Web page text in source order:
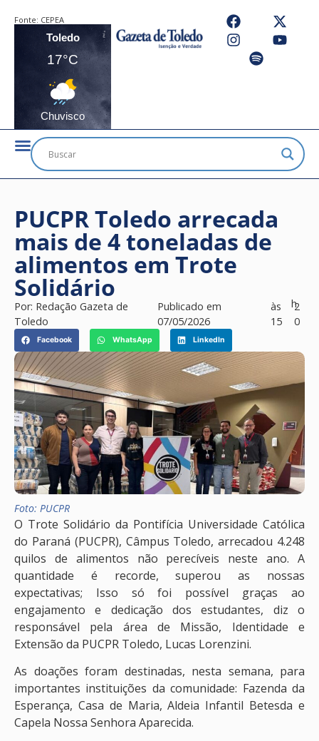
Fonte: CEPEA
Toledo
17°C
Chuvisco
PUCPR Toledo arrecada
mais de 4 toneladas de
alimentos em Trote
Solidário
Por: Redação Gazeta de
Toledo
Publicado em
07/05/2026
às
15
h2
0
Facebook WhatsApp LinkedIn
Foto: PUCPR
O Trote Solidário da Pontifícia Universidade Católica
do Paraná (PUCPR), Câmpus Toledo, arrecadou 4.248
quilos de alimentos não perecíveis neste ano. A
quantidade é recorde, superou as nossas
expectativas; Isso só foi possível graças ao
engajamento e dedicação dos estudantes, diz o
responsável pela área de Missão, Identidade e
Extensão da PUCPR Toledo, Lucas Lorenzini.
As doações foram destinadas, nesta semana, para
importantes instituições da comunidade: Fazenda da
Esperança, Casa de Maria, Aldeia Infantil Betesda e
Capela Nossa Senhora Aparecida.